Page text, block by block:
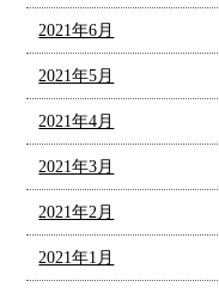
2021年6月
2021年5月
2021年4月
2021年3月
2021年2月
2021年1月